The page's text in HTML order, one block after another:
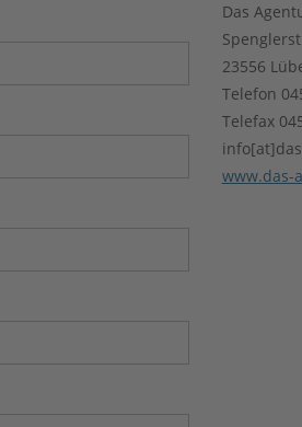
Das
23556
Telefon
Telefax
www.das-